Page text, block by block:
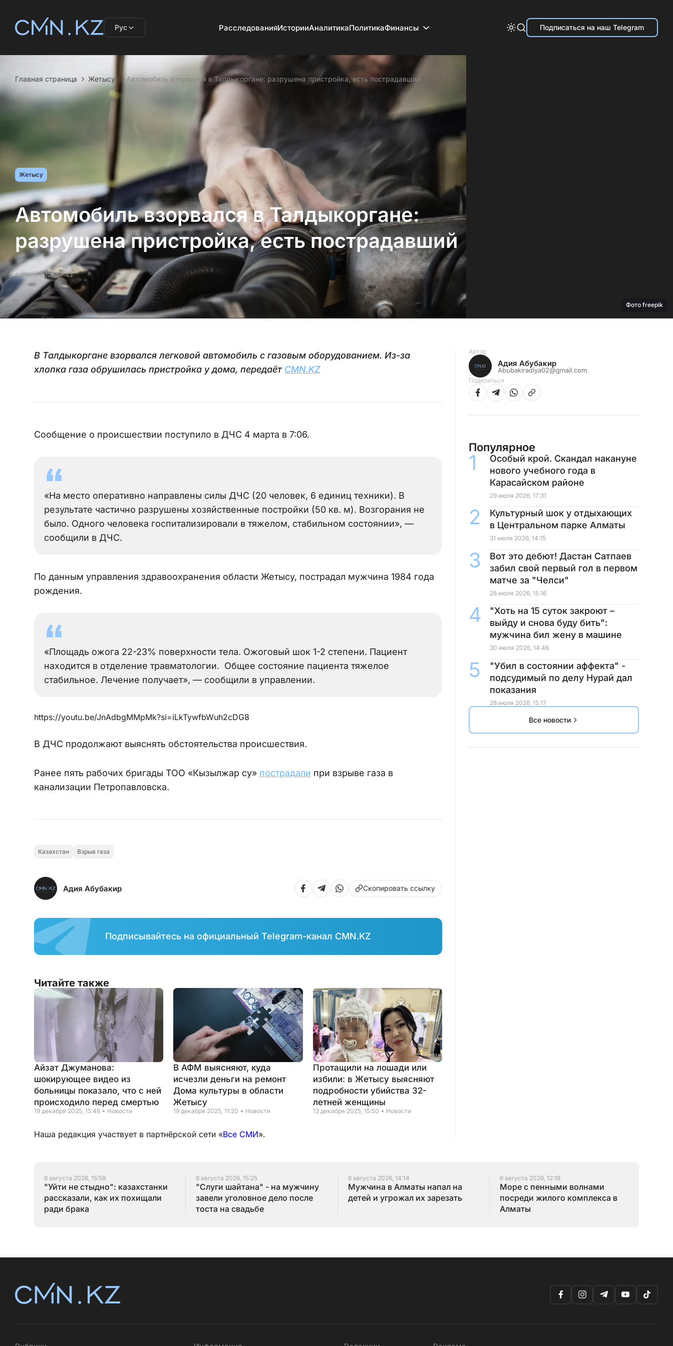
Рус РасследованияИсторииАналитикаПолитикаФинансы Подписаться на наш Telegram
Главная страница Жетысу Автомобиль взорвался в Талдыкоргане: разрушена пристройка, есть пострадавший
Жетысу
Автомобиль взорвался в Талдыкоргане:
разрушена пристройка, есть пострадавший
4 марта 2025, 17:43
Фото freepik
В Талдыкоргане взорвался легковой автомобиль с газовым оборудованием. Из-за
хлопка газа обрушилась пристройка у дома, передаёт CMN.KZ
Сообщение о происшествии поступило в ДЧС 4 марта в 7:06.
«На место оперативно направлены силы ДЧС (20 человек, 6 единиц техники). В
результате частично разрушены хозяйственные постройки (50 кв. м). Возгорания не
было. Одного человека госпитализировали в тяжелом, стабильном состоянии», —
сообщили в ДЧС.
По данным управления здравоохранения области Жетысу, пострадал мужчина 1984 года
рождения.
«Площадь ожога 22-23% поверхности тела. Ожоговый шок 1-2 степени. Пациент
находится в отделение травматологии. Общее состояние пациента тяжелое
стабильное. Лечение получает», — сообщили в управлении.
https://youtu.be/JnAdbgMMpMk?si=iLkTywfbWuh2cDG8
В ДЧС продолжают выяснять обстоятельства происшествия.
Ранее пять рабочих бригады ТОО «Кызылжар су» пострадали при взрыве газа в
канализации Петропавловска.
Казахстан Взрыв газа
Адия Абубакир Скопировать ссылку
Подписывайтесь на официальный Telegram-канал CMN.KZ
Читайте также
Айзат Джуманова:
шокирующее видео из
больницы показало, что с ней
происходило перед смертью
19 декабря 2025, 15:48 Новости
В АФМ выясняют, куда
исчезли деньги на ремонт
Дома культуры в области
Жетысу
19 декабря 2025, 11:20 Новости
Протащили на лошади или
избили: в Жетысу выясняют
подробности убийства 32-
летней женщины
13 декабря 2025, 15:50 Новости
Наша редакция участвует в партнёрской сети «Все СМИ».
Автор
Адия Абубакир
Abubakiradiya02@gmail.com
Поделиться
Популярное
Особый крой. Скандал накануне
нового учебного года в
Карасайском районе
29 июля 2026, 17:31
Культурный шок у отдыхающих
в Центральном парке Алматы
31 июля 2026, 14:15
Вот это дебют! Дастан Сатпаев
забил свой первый гол в первом
матче за "Челси"
28 июля 2026, 15:16
"Хоть на 15 суток закроют –
выйду и снова буду бить":
мужчина бил жену в машине
30 июля 2026, 14:46
"Убил в состоянии аффекта" -
подсудимый по делу Нурай дал
показания
28 июля 2026, 15:17
Все новости
6 августа 2026, 15:59
"Уйти не стыдно": казахстанки
рассказали, как их похищали
ради брака
6 августа 2026, 15:25
"Слуги шайтана" - на мужчину
завели уголовное дело после
тоста на свадьбе
6 августа 2026, 14:14
Мужчина в Алматы напал на
детей и угрожал их зарезать
6 августа 2026, 12:18
Море с пенными волнами
посреди жилого комплекса в
Алматы